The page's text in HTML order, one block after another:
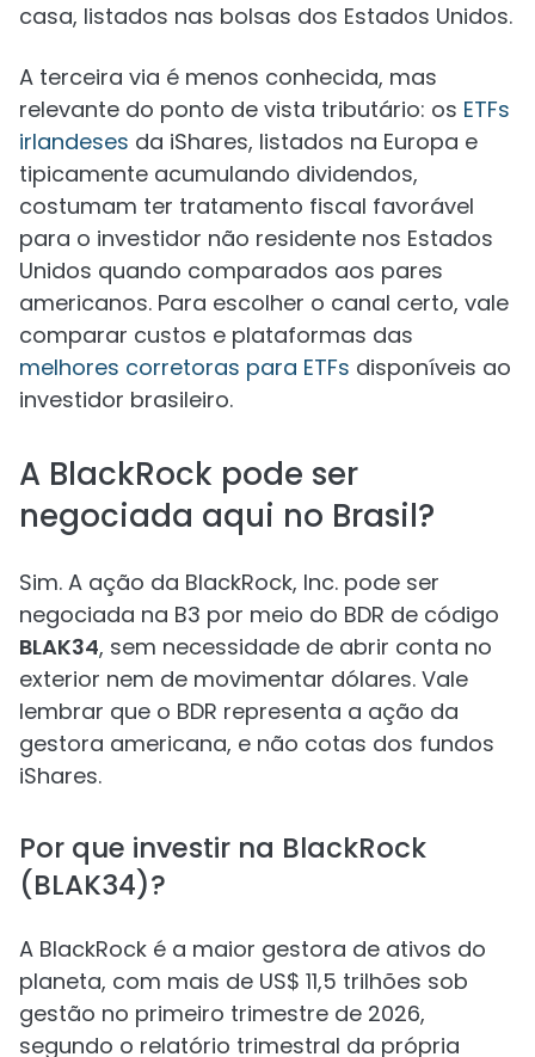
casa, listados nas bolsas dos Estados Unidos.
A terceira via é menos conhecida, mas
relevante do ponto de vista tributário: os ETFs
irlandeses da iShares, listados na Europa e
tipicamente acumulando dividendos,
costumam ter tratamento fiscal favorável
para o investidor não residente nos Estados
Unidos quando comparados aos pares
americanos. Para escolher o canal certo, vale
comparar custos e plataformas das
melhores corretoras para ETFs disponíveis ao
investidor brasileiro.
A BlackRock pode ser
negociada aqui no Brasil?
Sim. A ação da BlackRock, Inc. pode ser
negociada na B3 por meio do BDR de código
BLAK34, sem necessidade de abrir conta no
exterior nem de movimentar dólares. Vale
lembrar que o BDR representa a ação da
gestora americana, e não cotas dos fundos
iShares.
Por que investir na BlackRock
(BLAK34)?
A BlackRock é a maior gestora de ativos do
planeta, com mais de US$ 11,5 trilhões sob
gestão no primeiro trimestre de 2026,
segundo o relatório trimestral da própria